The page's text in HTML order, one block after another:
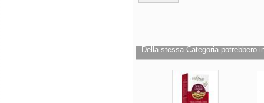
Della stessa Categoria potrebbero